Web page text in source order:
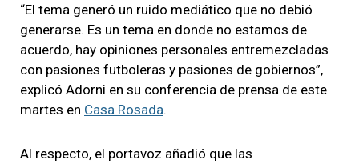
“El tema generó un ruido mediático que no debió
generarse. Es un tema en donde no estamos de
acuerdo, hay opiniones personales entremezcladas
con pasiones futboleras y pasiones de gobiernos”,
explicó Adorni en su conferencia de prensa de este
martes en Casa Rosada.
Al respecto, el portavoz añadió que las